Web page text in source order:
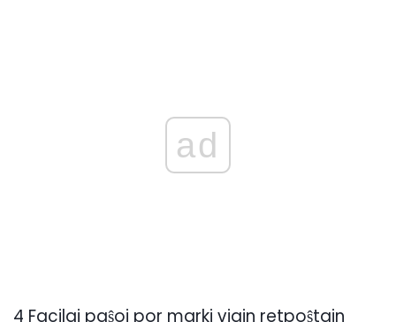
ad
4 Facilaj paŝoj por marki viajn retpoŝtajn